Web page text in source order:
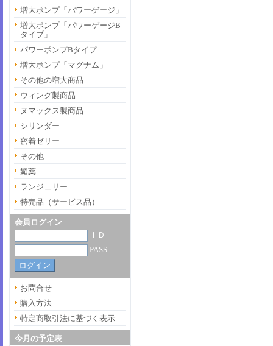
増大ポンプ「パワーゲージ」
増大ポンプ「パワーゲージB
タイプ」
パワーポンプBタイプ
増大ポンプ「マグナム」
その他の増大商品
ウィング製商品
ヌマックス製商品
シリンダー
密着ゼリー
その他
媚薬
ランジェリー
特売品（サービス品）
会員ログイン
ＩＤ
PASS
お問合せ
購入方法
特定商取引法に基づく表示
今月の予定表